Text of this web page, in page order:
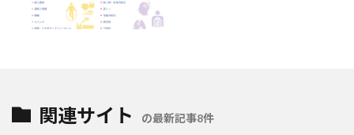
関連サイト の最新記事8件